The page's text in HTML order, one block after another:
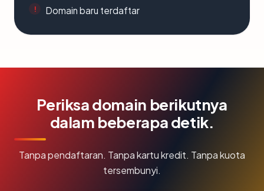
Domain baru terdaftar
Periksa domain berikutnya
dalam beberapa detik.
Tanpa pendaftaran. Tanpa kartu kredit. Tanpa kuota
tersembunyi.